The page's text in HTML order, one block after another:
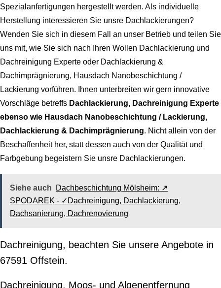
Spezialanfertigungen hergestellt werden. Als individuelle
Herstellung interessieren Sie unsre Dachlackierungen?
Wenden Sie sich in diesem Fall an unser Betrieb und teilen Sie
uns mit, wie Sie sich nach Ihren Wollen Dachlackierung und
Dachreinigung Experte oder Dachlackierung &
Dachimprägnierung, Hausdach Nanobeschichtung /
Lackierung vorführen. Ihnen unterbreiten wir gern innovative
Vorschläge betreffs Dachlackierung, Dachreinigung Experte
ebenso wie Hausdach Nanobeschichtung / Lackierung,
Dachlackierung & Dachimprägnierung. Nicht allein von der
Beschaffenheit her, statt dessen auch von der Qualität und
Farbgebung begeistern Sie unsre Dachlackierungen.
Siehe auch
Dachbeschichtung Mölsheim: ↗️
SPODAREK - ✓Dachreinigung, Dachlackierung,
Dachsanierung, Dachrenovierung
Dachreinigung, beachten Sie unsere Angebote in
67591 Offstein.
Dachreinigung, Moos- und Algenentfernung